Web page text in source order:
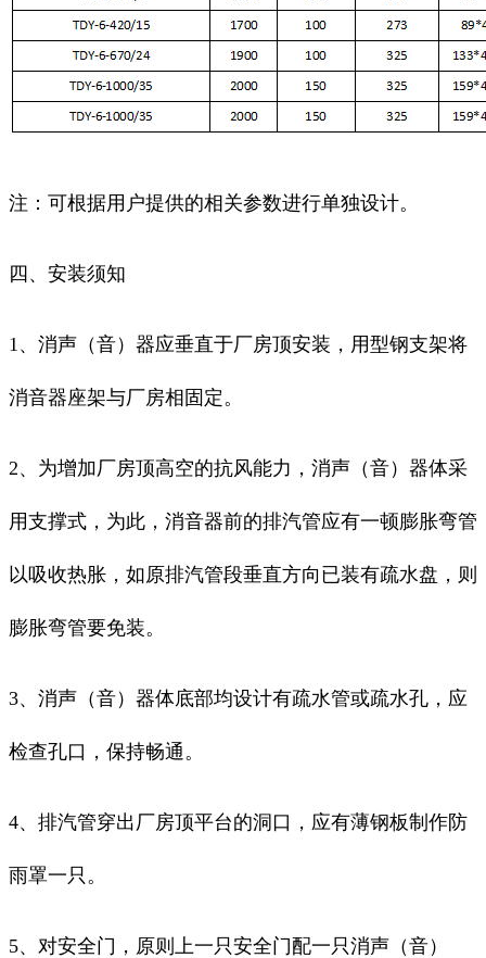
注：可根据用户提供的相关参数进行单独设计。
四、安装须知
1、消声（音）器应垂直于厂房顶安装，用型钢支架将
消音器座架与厂房相固定。
2、为增加厂房顶高空的抗风能力，消声（音）器体采
用支撑式，为此，消音器前的排汽管应有一顿膨胀弯管
以吸收热胀，如原排汽管段垂直方向已装有疏水盘，则
膨胀弯管要免装。
3、消声（音）器体底部均设计有疏水管或疏水孔，应
检查孔口，保持畅通。
4、排汽管穿出厂房顶平台的洞口，应有薄钢板制作防
雨罩一只。
5、对安全门，原则上一只安全门配一只消声（音）